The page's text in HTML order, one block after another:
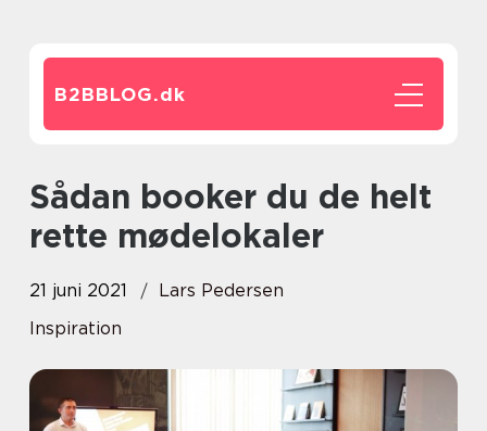
B2BBLOG.dk
Sådan booker du de helt
rette mødelokaler
21 juni 2021
Lars Pedersen
Inspiration